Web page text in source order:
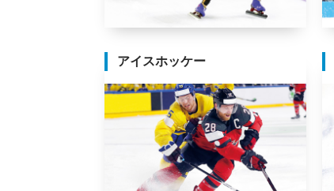
アイスホッケー